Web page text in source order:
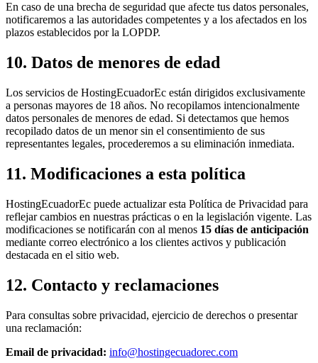
En caso de una brecha de seguridad que afecte tus datos personales,
notificaremos a las autoridades competentes y a los afectados en los
plazos establecidos por la LOPDP.
10. Datos de menores de edad
Los servicios de HostingEcuadorEc están dirigidos exclusivamente
a personas mayores de 18 años. No recopilamos intencionalmente
datos personales de menores de edad. Si detectamos que hemos
recopilado datos de un menor sin el consentimiento de sus
representantes legales, procederemos a su eliminación inmediata.
11. Modificaciones a esta política
HostingEcuadorEc puede actualizar esta Política de Privacidad para
reflejar cambios en nuestras prácticas o en la legislación vigente. Las
modificaciones se notificarán con al menos 15 días de anticipación
mediante correo electrónico a los clientes activos y publicación
destacada en el sitio web.
12. Contacto y reclamaciones
Para consultas sobre privacidad, ejercicio de derechos o presentar
una reclamación:
Email de privacidad: info@hostingecuadorec.com